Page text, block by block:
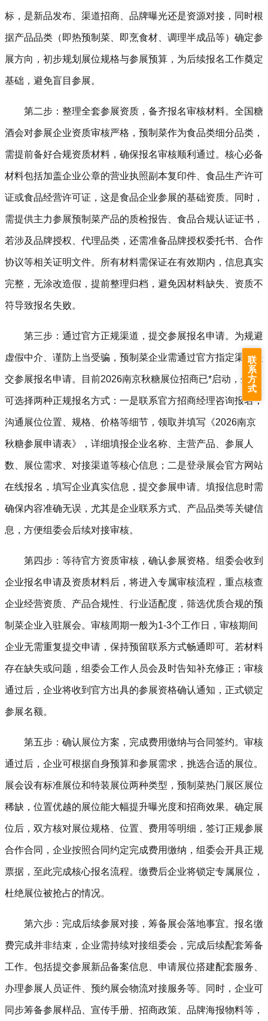
标，是新品发布、渠道招商、品牌曝光还是资源对接，同时根
据产品品类（即热预制菜、即烹食材、调理半成品等）确定参
展方向，初步规划展位规格与参展预算，为后续报名工作奠定
基础，避免盲目参展。
第二步：整理全套参展资质，备齐报名审核材料。全国糖
酒会对参展企业资质审核严格，预制菜作为食品类细分品类，
需提前备好合规资质材料，确保报名审核顺利通过。核心必备
材料包括加盖企业公章的营业执照副本复印件、食品生产许可
证或食品经营许可证，这是食品企业参展的基础资质。同时，
需提供主力参展预制菜产品的质检报告、食品合规认证证书，
若涉及品牌授权、代理品类，还需准备品牌授权委托书、合作
协议等相关证明文件。所有材料需保证在有效期内，信息真实
完整，无涂改造假，提前整理归档，避免因材料缺失、资质不
符导致报名失败。
第三步：通过官方正规渠道，提交参展报名申请。为规避
虚假中介、谨防上当受骗，预制菜企业需通过官方指定渠道提
交参展报名申请。目前2026南京秋糖展位招商已*启动，企业
可选择两种正规报名方式：一是联系官方招商经理咨询报名，
沟通展位位置、规格、价格等细节，领取并填写《2026南京
秋糖参展申请表》，详细填报企业名称、主营产品、参展人
数、展位需求、对接渠道等核心信息；二是登录展会官方网站
在线报名，填写企业真实信息，提交参展申请。填报信息时需
确保内容准确无误，尤其是企业联系方式、产品品类等关键信
息，方便组委会后续对接审核。
第四步：等待官方资质审核，确认参展资格。组委会收到
企业报名申请及资质材料后，将进入专属审核流程，重点核查
企业经营资质、产品合规性、行业适配度，筛选优质合规的预
制菜企业入驻展会。审核周期一般为1-3个工作日，审核期间
企业无需重复提交申请，保持预留联系方式畅通即可。若材料
存在缺失或问题，组委会工作人员会及时告知补充修正；审核
通过后，企业将收到官方出具的参展资格确认通知，正式锁定
参展名额。
第五步：确认展位方案，完成费用缴纳与合同签约。审核
通过后，企业可根据自身预算和参展需求，挑选合适的展位。
展会设有标准展位和特装展位两种类型，预制菜热门展区展位
稀缺，位置优越的展位能大幅提升曝光度和招商效果。确定展
位后，双方核对展位规格、位置、费用等明细，签订正规参展
合作合同，企业按照合同约定完成费用缴纳，组委会开具正规
票据，至此完成核心报名流程。缴费后企业将锁定专属展位，
杜绝展位被抢占的情况。
第六步：完成后续参展对接，筹备展会落地事宜。报名缴
费完成并非结束，企业需持续对接组委会，完成后续配套筹备
工作。包括提交参展新品备案信息、申请展位搭建配套服务、
办理参展人员证件、预约展会物流对接服务等。同时，企业可
同步筹备参展样品、宣传手册、招商政策、品牌海报物料等，
联
系
方
式